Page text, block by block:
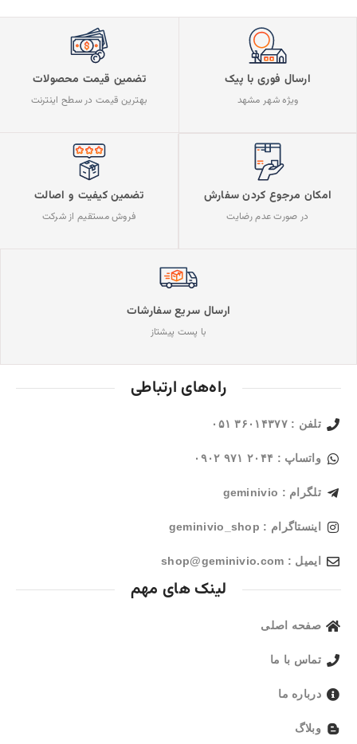
ارسال فوری با پیک
ویژه شهر مشهد
تضمین قیمت محصولات
بهترین قیمت در سطح اینترنت
امکان مرجوع کردن سفارش
در صورت عدم رضایت
تضمین کیفیت و اصالت
فروش مستقیم از شرکت
ارسال سریع سفارشات
با پست پیشتاز
راه‌های ارتباطی
تلفن : ۳۶۰۱۴۳۷۷ ۰۵۱
واتساپ : ۲۰۴۴ ۹۷۱ ۰۹۰۲
تلگرام : geminivio
اینستاگرام : geminivio_shop
ایمیل : shop@geminivio.com​
لینک های مهم
صفحه اصلی
تماس با ما
درباره ما
وبلاگ